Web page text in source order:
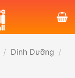
/ Dinh Dưỡng /